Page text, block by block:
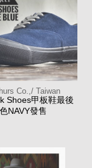
Co.,/ Taiwan
Shoes甲板鞋最後
NAVY發售